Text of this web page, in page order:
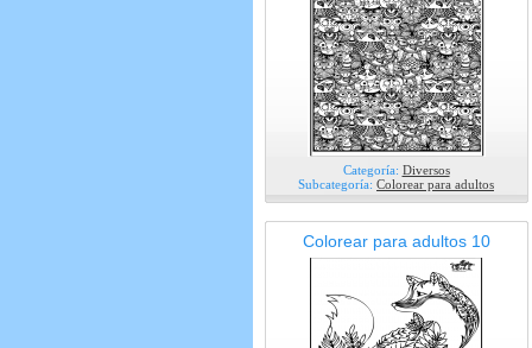
Categoría: Diversos
Subcategoría: Colorear para adultos
Colorear para adultos 10